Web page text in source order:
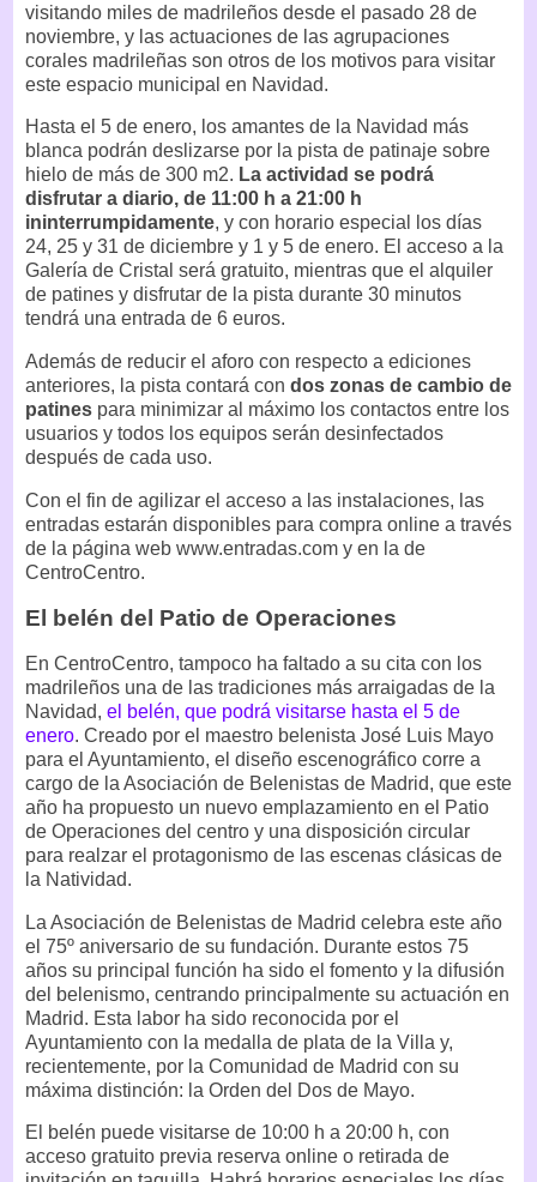
visitando miles de madrileños desde el pasado 28 de
noviembre, y las actuaciones de las agrupaciones
corales madrileñas son otros de los motivos para visitar
este espacio municipal en Navidad.
Hasta el 5 de enero, los amantes de la Navidad más
blanca podrán deslizarse por la pista de patinaje sobre
hielo de más de 300 m2. La actividad se podrá
disfrutar a diario, de 11:00 h a 21:00 h
ininterrumpidamente, y con horario especial los días
24, 25 y 31 de diciembre y 1 y 5 de enero. El acceso a la
Galería de Cristal será gratuito, mientras que el alquiler
de patines y disfrutar de la pista durante 30 minutos
tendrá una entrada de 6 euros.
Además de reducir el aforo con respecto a ediciones
anteriores, la pista contará con dos zonas de cambio de
patines para minimizar al máximo los contactos entre los
usuarios y todos los equipos serán desinfectados
después de cada uso.
Con el fin de agilizar el acceso a las instalaciones, las
entradas estarán disponibles para compra online a través
de la página web www.entradas.com y en la de
CentroCentro.
El belén del Patio de Operaciones
En CentroCentro, tampoco ha faltado a su cita con los
madrileños una de las tradiciones más arraigadas de la
Navidad, el belén, que podrá visitarse hasta el 5 de
enero. Creado por el maestro belenista José Luis Mayo
para el Ayuntamiento, el diseño escenográfico corre a
cargo de la Asociación de Belenistas de Madrid, que este
año ha propuesto un nuevo emplazamiento en el Patio
de Operaciones del centro y una disposición circular
para realzar el protagonismo de las escenas clásicas de
la Natividad.
La Asociación de Belenistas de Madrid celebra este año
el 75º aniversario de su fundación. Durante estos 75
años su principal función ha sido el fomento y la difusión
del belenismo, centrando principalmente su actuación en
Madrid. Esta labor ha sido reconocida por el
Ayuntamiento con la medalla de plata de la Villa y,
recientemente, por la Comunidad de Madrid con su
máxima distinción: la Orden del Dos de Mayo.
El belén puede visitarse de 10:00 h a 20:00 h, con
acceso gratuito previa reserva online o retirada de